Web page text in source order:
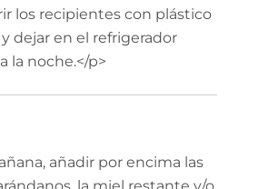
los recipientes con plástico
dejar en el refrigerador
la noche.</p>
añadir por encima las